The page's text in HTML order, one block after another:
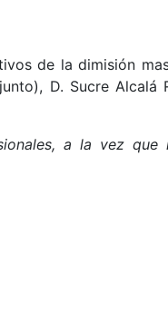
de la dimisión
D. Sucre
a la vez